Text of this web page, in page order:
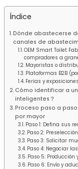
Índice
Dónde abastecerse
canales de
OEM Smart Toilet
compradores a
Mayoristas o
Plataformas B2B
Ferias y exposiciones
Cómo identificar a
inteligentes？
Proceso paso a
por mayor
Paso 1: Defina sus
Paso 2:
Paso 3: Solicitar
Paso 4: Negociar
Paso 5:
Paso 6: Envío y